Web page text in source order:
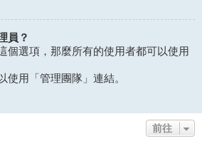
員？
個選項，那麼所有的使用者都可以使用
使用「管理團隊」連結。
前往